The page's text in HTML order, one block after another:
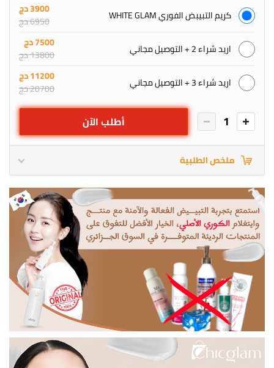
كريم التبيبض الفوري WHITE GLAM
3900 دج
6950 دج
اريد شراء 2 + التوصيل مجاني
7500 دج
13800 دج
اريد شراء 3 + التوصيل مجاني
11200 دج
20700 دج
1 أطلب الآن
ملخص الطلبية